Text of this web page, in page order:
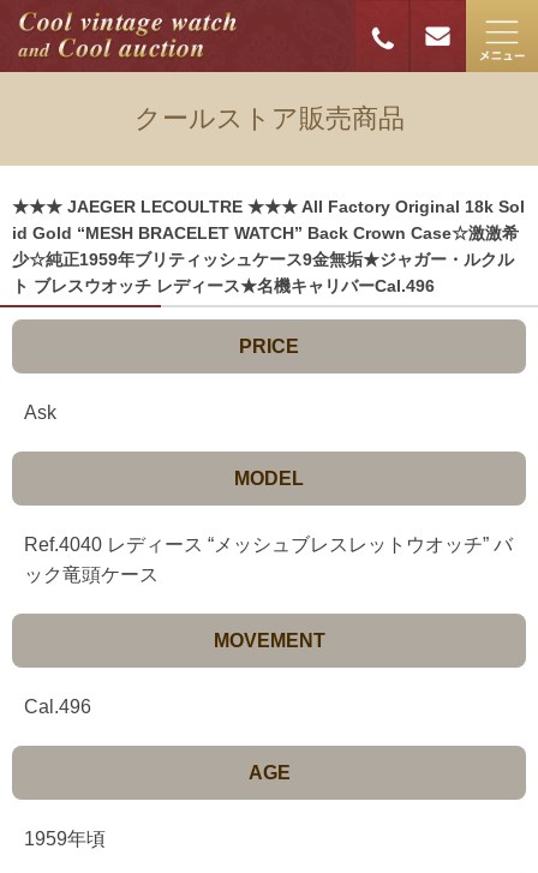
クールストア販売商品
★★★ JAEGER LECOULTRE ★★★ All Factory Original 18k Sol
id Gold “MESH BRACELET WATCH” Back Crown Case☆激激希
少☆純正1959年ブリティッシュケース9金無垢★ジャガー・ルクル
ト ブレスウオッチ レディース★名機キャリバーCal.496
PRICE
Ask
MODEL
Ref.4040 レディース “メッシュブレスレットウオッチ” バ
ック竜頭ケース
MOVEMENT
Cal.496
AGE
1959年頃